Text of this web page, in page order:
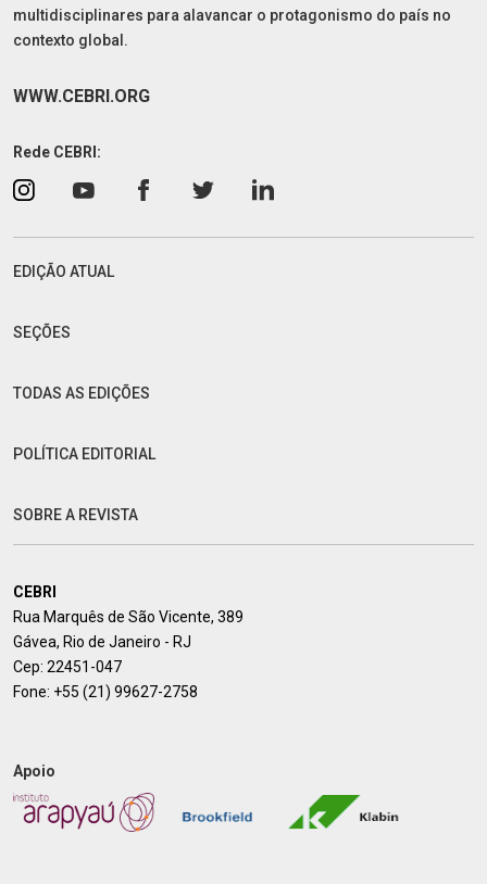
multidisciplinares para alavancar o protagonismo do país no
contexto global.
WWW.CEBRI.ORG
Rede CEBRI:
EDIÇÃO ATUAL
SEÇÕES
TODAS AS EDIÇÕES
POLÍTICA EDITORIAL
SOBRE A REVISTA
CEBRI
Rua Marquês de São Vicente, 389
Gávea, Rio de Janeiro - RJ
Cep: 22451-047
Fone: +55 (21) 99627-2758
Apoio